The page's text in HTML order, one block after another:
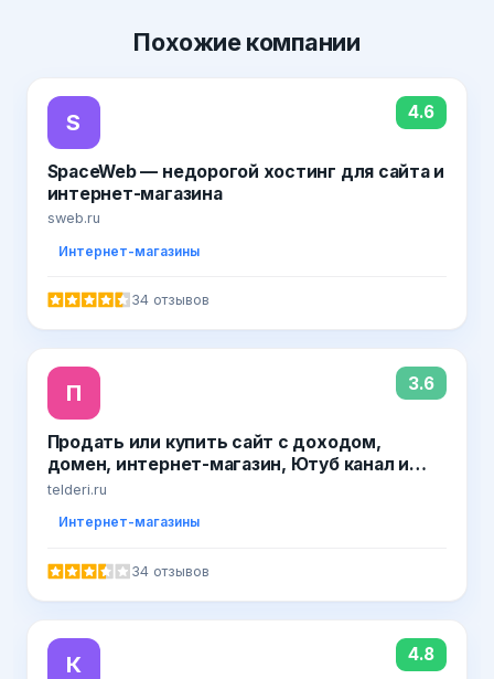
Похожиекомпании
S 4.6
SpaceWeb — недорогой хостинг для сайта и
интернет-магазина
sweb.ru
Интернет-магазины
34 отзывов
П 3.6
Продать или купить сайт с доходом,
домен, интернет-магазин, Ютуб канал и
группу ВК на бирже Телдери
telderi.ru
Интернет-магазины
34 отзывов
К 4.8